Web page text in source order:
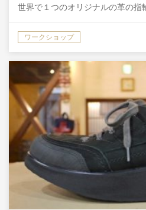
世界で１つのオリジナルの革の指
ワークショップ